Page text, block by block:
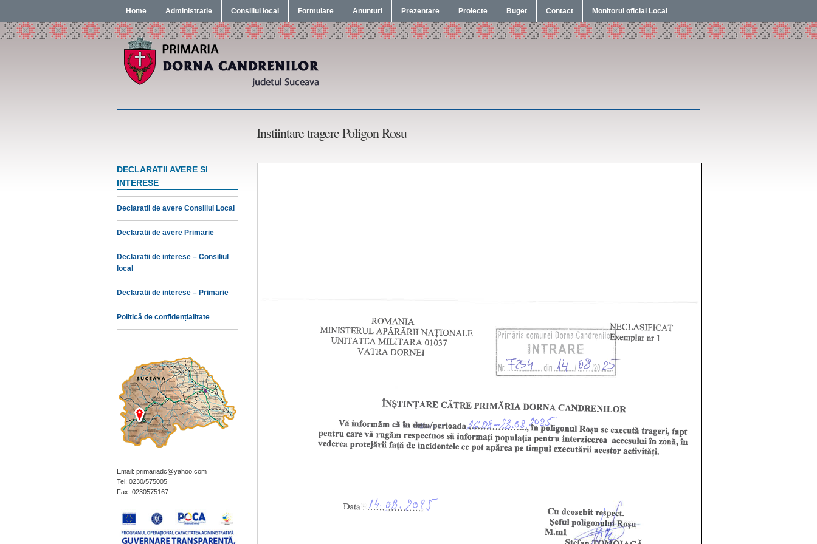
Home Administratie Consiliul local Formulare Anunturi Prezentare Proiecte Buget Contact Monitorul oficial Local
Instiintare tragere Poligon Rosu
DECLARATII AVERE SI
INTERESE
Declaratii de avere Consiliul Local
Declaratii de avere Primarie
Declaratii de interese – Consiliul
local
Declaratii de interese – Primarie
Politică de confidențialitate
Email: primariadc@yahoo.com
Tel: 0230/575005
Fax: 0230575167